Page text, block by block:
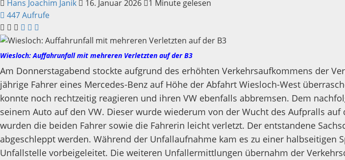
Hans Joachim Janik 16. Januar 2026
1 Minute gelesen
447 Aufrufe
Wiesloch: Auffahrunfall mit mehreren Verletzten auf der B3
Am Donnerstagabend stockte aufgrund des erhöhten Verkehrsaufkommens der
jährige Fahrer eines Mercedes-Benz auf Höhe der Abfahrt Wiesloch-West
konnte noch rechtzeitig reagieren und ihren VW ebenfalls abbremsen. Dem
seinem Auto auf den VW. Dieser wurde wiederum von der Wucht des Aufpralls
wurden die beiden Fahrer sowie die Fahrerin leicht verletzt. Der entstandene
abgeschleppt werden. Während der Unfallaufnahme kam es zu einer halbseitigen
Unfallstelle vorbeigeleitet. Die weiteren Unfallermittlungen übernahm der